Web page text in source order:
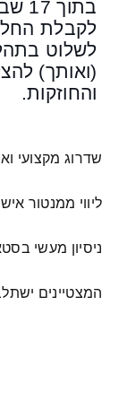
לקבלת
לשלוט
(ואותך)
והחוזקות.
שדרוג מקצועי
ליווי ממנטור אישי
ניסיון מעשי
המצטיינים